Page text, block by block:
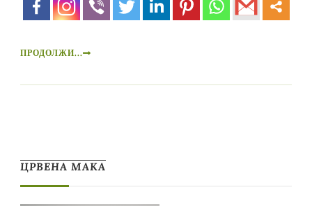
ПРОДОЛЖИ...
ЦРВЕНА МАКА